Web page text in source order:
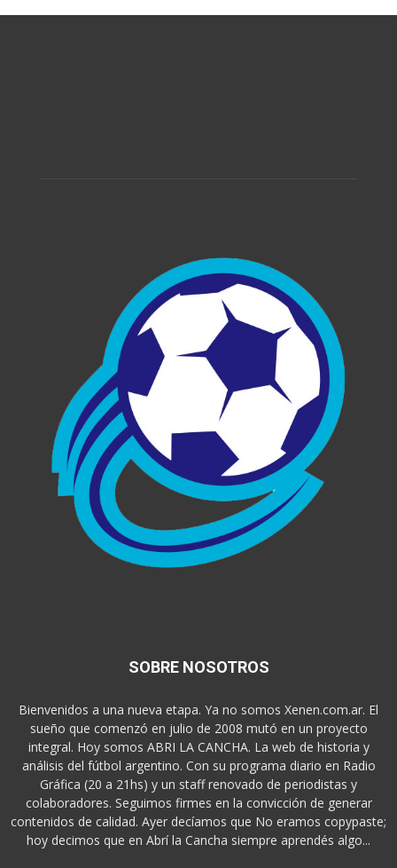
SOBRE NOSOTROS
Bienvenidos a una nueva etapa. Ya no somos Xenen.com.ar. El
sueño que comenzó en julio de 2008 mutó en un proyecto
integral. Hoy somos ABRI LA CANCHA. La web de historia y
análisis del fútbol argentino. Con su programa diario en Radio
Gráfica (20 a 21hs) y un staff renovado de periodistas y
colaboradores. Seguimos firmes en la convicción de generar
contenidos de calidad. Ayer decíamos que No eramos copypaste;
hoy decimos que en Abrí la Cancha siempre aprendés algo...